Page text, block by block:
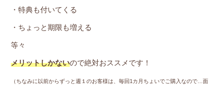
・特典も付いてくる
・ちょっと期限も増える
等々
メリットしかないので絶対おススメです！
（ちなみに以前からずっと週１のお客様は、毎回1カ月ちょいでご購入なので…面